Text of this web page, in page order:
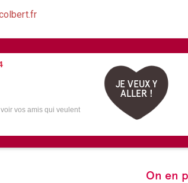
vos amis qui veulent
JE VEUX Y
ALLER !
On en